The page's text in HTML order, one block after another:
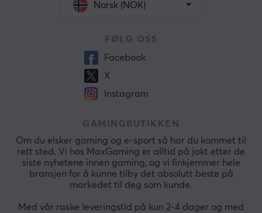
Norsk (NOK)
FØLG OSS
Facebook
X
Instagram
GAMINGBUTIKKEN
Om du elsker gaming og e-sport så har du kommet til
rett sted. Vi hos MaxGaming er alltid på jakt etter de
siste nyhetene innen gaming, og vi finkjemmer hele
bransjen for å kunne tilby det absolutt beste på
markedet til deg som kunde.
Med vår raske leveringstid på kun 2-4 dager og med